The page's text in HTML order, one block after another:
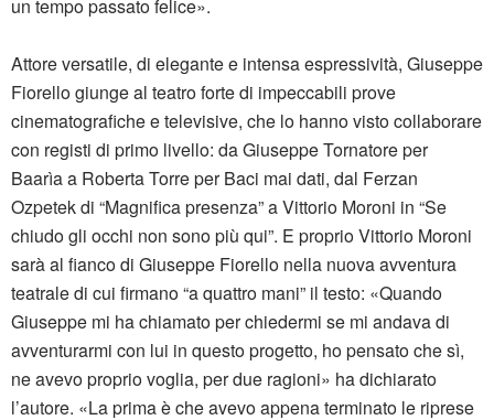
un tempo passato felice».
Attore versatile, di elegante e intensa espressività, Giuseppe
Fiorello giunge al teatro forte di impeccabili prove
cinematografiche e televisive, che lo hanno visto collaborare
con registi di primo livello: da Giuseppe Tornatore per
Baarìa a Roberta Torre per Baci mai dati, dal Ferzan
Ozpetek di “Magnifica presenza” a Vittorio Moroni in “Se
chiudo gli occhi non sono più qui”. E proprio Vittorio Moroni
sarà al fianco di Giuseppe Fiorello nella nuova avventura
teatrale di cui firmano “a quattro mani” il testo: «Quando
Giuseppe mi ha chiamato per chiedermi se mi andava di
avventurarmi con lui in questo progetto, ho pensato che sì,
ne avevo proprio voglia, per due ragioni» ha dichiarato
l’autore. «La prima è che avevo appena terminato le riprese